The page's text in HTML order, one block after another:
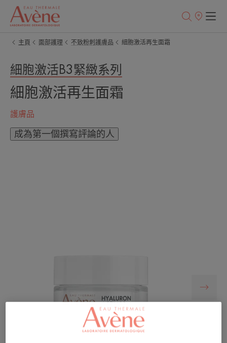
銷
主頁
面部護理 不致粉刺護膚品 細胞激活再生面霜
細胞激活B3緊緻系列
細胞激活再生面霜
護膚品
成為第一個撰寫評論的人